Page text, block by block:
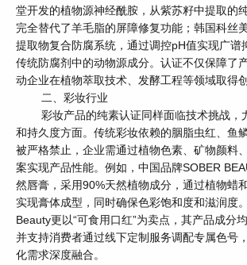
堂开发的植物源神经酰胺，从紫苏籽中提取的
完全替代了羊毛脂的屏障修复功能；韩国科丝
提取物复合防腐系统，通过调控pH值实现广谱
传统防腐剂中的动物源成分。认证不仅保障了
动企业在植物萃取技术、发酵工程等领域取得创
二、彩妆行业
彩妆产品的纯素认证同样面临技术挑战，
和持久度方面。传统彩妆依赖的胭脂虫红、鱼
被严格禁止，企业需通过植物色素、矿物颜料
案实现产品性能。例如，中国品牌SOBER
然唇膏，采用90%天然植物成分，通过植物蜡
实现膏体成型，同时确保色彩饱和度和滋润度
Beauty更以“可食用口红”为卖点，其产品成分
并支持消费者通过线下定制服务调配专属色号
化需求深度融合。